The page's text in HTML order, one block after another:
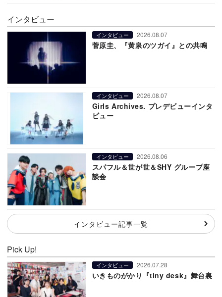
インタビュー
インタビュー 2026.08.07
菅原圭、『黄泉のツガイ』との共鳴
インタビュー 2026.08.07
Girls Archives. プレデビューインタ
ビュー
インタビュー 2026.08.06
スパフル＆世が世＆SHY グループ座
談会
インタビュー記事一覧
Pick Up!
インタビュー 2026.07.28
いきものがかり『tiny desk』舞台裏